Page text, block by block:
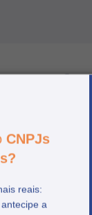
CNPJs
reais:
antecipe a